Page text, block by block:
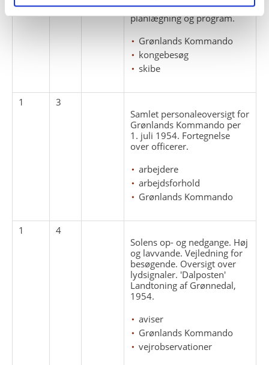
Om Kongerejsen 1952:
planlægning og program.
Grønlands Kommando
kongebesøg
skibe
1
3
Samlet personaleoversigt for
Grønlands Kommando per
1. juli 1954. Fortegnelse
over officerer.
arbejdere
arbejdsforhold
Grønlands Kommando
1
4
Solens op- og nedgange. Høj
og lavvande. Vejledning for
besøgende. Oversigt over
lydsignaler. 'Dalposten'
Landtoning af Grønnedal,
1954.
aviser
Grønlands Kommando
vejrobservationer